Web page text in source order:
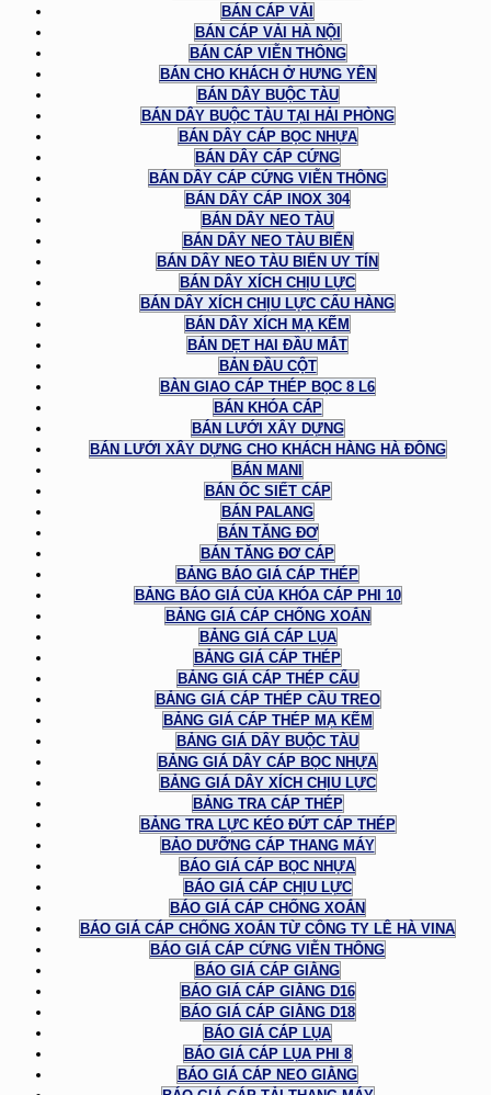
BÁN CÁP VẢI
BÁN CÁP VẢI HÀ NỘI
BÁN CÁP VIỄN THÔNG
BÁN CHO KHÁCH Ở HƯNG YÊN
BÁN DÂY BUỘC TÀU
BÁN DÂY BUỘC TÀU TẠI HẢI PHÒNG
BÁN DÂY CÁP BỌC NHỰA
BÁN DÂY CÁP CỨNG
BÁN DÂY CÁP CỨNG VIỄN THÔNG
BÁN DÂY CÁP INOX 304
BÁN DÂY NEO TÀU
BÁN DÂY NEO TÀU BIỂN
BÁN DÂY NEO TÀU BIỂN UY TÍN
BÁN DÂY XÍCH CHỊU LỰC
BÁN DÂY XÍCH CHỊU LỰC CẨU HÀNG
BÁN DÂY XÍCH MẠ KẼM
BẢN DẸT HAI ĐẦU MẮT
BẢN ĐẦU CỘT
BÀN GIAO CÁP THÉP BỌC 8 L6
BÁN KHÓA CÁP
BÁN LƯỚI XÂY DỰNG
BÁN LƯỚI XÂY DỰNG CHO KHÁCH HÀNG HÀ ĐÔNG
BÁN MANI
BÁN ỐC SIẾT CÁP
BÁN PALANG
BÁN TĂNG ĐƠ
BÁN TĂNG ĐƠ CÁP
BẢNG BÁO GIÁ CÁP THÉP
BẢNG BÁO GIÁ CỦA KHÓA CÁP PHI 10
BẢNG GIÁ CÁP CHỐNG XOẮN
BẢNG GIÁ CÁP LỤA
BẢNG GIÁ CÁP THÉP
BẢNG GIÁ CÁP THÉP CẨU
BẢNG GIÁ CÁP THÉP CẦU TREO
BẢNG GIÁ CÁP THÉP MẠ KẼM
BẢNG GIÁ DÂY BUỘC TÀU
BẢNG GIÁ DÂY CÁP BỌC NHỰA
BẢNG GIÁ DÂY XÍCH CHỊU LỰC
BẢNG TRA CÁP THÉP
BẢNG TRA LỰC KÉO ĐỨT CÁP THÉP
BẢO DƯỠNG CÁP THANG MÁY
BÁO GIÁ CÁP BỌC NHỰA
BÁO GIÁ CÁP CHỊU LỰC
BÁO GIÁ CÁP CHỐNG XOẮN
BÁO GIÁ CÁP CHỐNG XOẮN TỪ CÔNG TY LÊ HÀ VINA
BÁO GIÁ CÁP CỨNG VIỄN THÔNG
BÁO GIÁ CÁP GIẰNG
BÁO GIÁ CÁP GIẰNG D16
BÁO GIÁ CÁP GIẰNG D18
BÁO GIÁ CÁP LỤA
BÁO GIÁ CÁP LỤA PHI 8
BÁO GIÁ CÁP NEO GIẰNG